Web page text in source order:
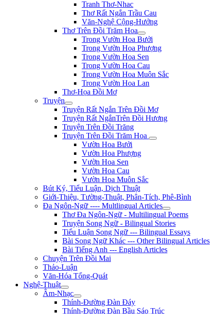
Tranh Thơ-Nhac
Thơ Rất Ngắn Trầu Cau
Văn-Nghệ Cộng-Hưởng
Thơ Trên Đồi Trăm Hoa
Trong Vườn Hoa Bưởi
Trong Vườn Hoa Phượng
Trong Vườn Hoa Sen
Trong Vườn Hoa Cau
Trong Vườn Hoa Muôn Sắc
Trong Vườn Hoa Lan
Thơ-Họa Đồi Mơ
Truyện
Truyện Rất Ngắn Trên Đồi Mơ
Truyện Rất NgắnTrên Đồi Hương
Truyện Trên Đồi Trăng
Truyện Trên Đồi Trăm Hoa
Vườn Hoa Bưởi
Vườn Hoa Phượng
Vườn Hoa Sen
Vườn Hoa Cau
Vườn Hoa Muôn Sắc
Bút Ký, Tiểu Luận, Dịch Thuật
Giới-Thiệu, Tường-Thuật, Phân-Tích, Phê-Bình
Đa Ngôn-Ngữ ---- Multlingual Articles
Thơ Đa Ngôn-Ngữ - Multilingual Poems
Truyện Song Ngữ - Bilingual Stories
Tiểu Luận Song Ngữ --- Bilingual Essays
Bài Song Ngữ Khác --- Other Bilingual Articles
Bài Tiếng Anh --- English Articles
Chuyện Trên Đồi Mai
Thảo-Luận
Văn-Hóa Tổng-Quát
Nghệ-Thuật
Âm-Nhạc
Thính-Đường Đàn Đáy
Thính-Đường Đàn Bầu Sáo Trúc